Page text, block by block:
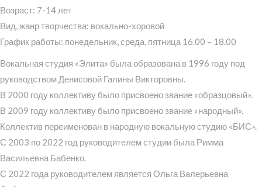
Возраст: 7-14 лет
Вид, жанр творчества: вокально-хоровой
График работы: понедельник, среда, пятница 16.00 – 18.00
Вокальная студия «Элита» была образована в 1996 году под
руководством Денисовой Галины Викторовны.
В 2000 году коллективу было присвоено звание «образцовый».
В 2009 году коллективу было присвоено звание «народный».
Коллектив переименован в народную вокальную студию «БИС».
С 2003 по 2022 год руководителем студии была Римма
Васильевна Бабенко.
С 2022 года руководителем является Ольга Валерьевна